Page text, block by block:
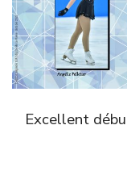
Excellent